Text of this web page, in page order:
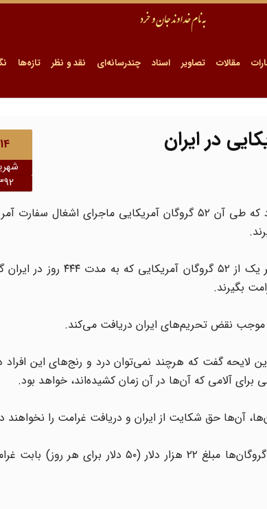
مقالات تصاویر اسناد چندرسانه‌ای نقد و نظر تازه‌ها
14
کمیته روابط خارجی مجلس سنای آمریکا پیش‌نویس طرحی را تصویب کرد که طی آن ۵۲ گروگان آمریکایی ماجرای اشغال
به گزارش عصر ایران، کمیته روابط خارجی سنای آمریکا تصویب کرد که هر یک از ۵۲
موجب نقض تحریم‌های ایران دریافت می‌کند.
لایحه گفت که هرچند نمی‌توان درد و رنج‌های این
برای آلامی که آن‌ها در آن زمان کشیده‌اند، خواهد بود.
آن‌ها حق شکایت از ایران و دریافت غرامت را
دولت آمریکا در سال ۱۹۸۶ (در دوره رونالد ریگان) و ۵ سال پس از آزادی گروگان‌ها مبلغ ۲۲ هزار دلار (۵۰ دلار